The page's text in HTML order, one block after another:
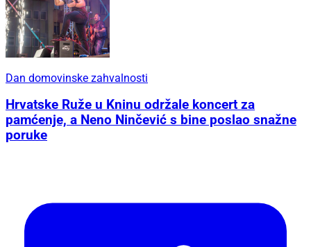
Dan domovinske zahvalnosti
Hrvatske Ruže u Kninu održale koncert za
pamćenje, a Neno Ninčević s bine poslao snažne
poruke